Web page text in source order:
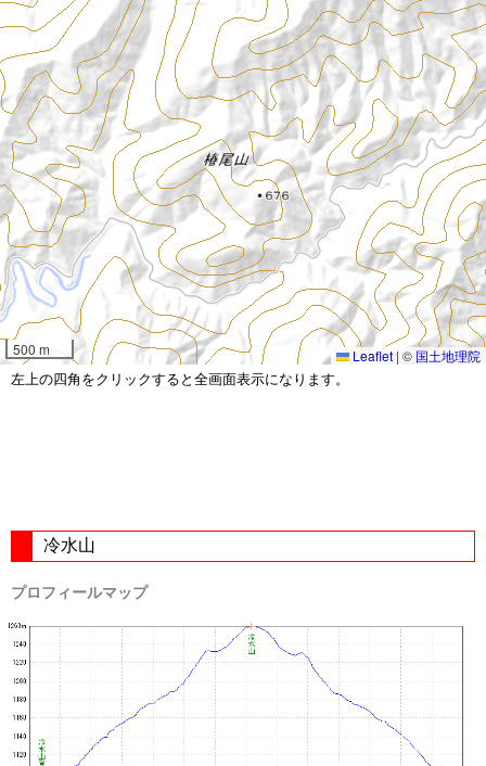
500 m Leaflet | © 国土地理院
左上の四角をクリックすると全画面表示になります。
冷水山
プロフィールマップ